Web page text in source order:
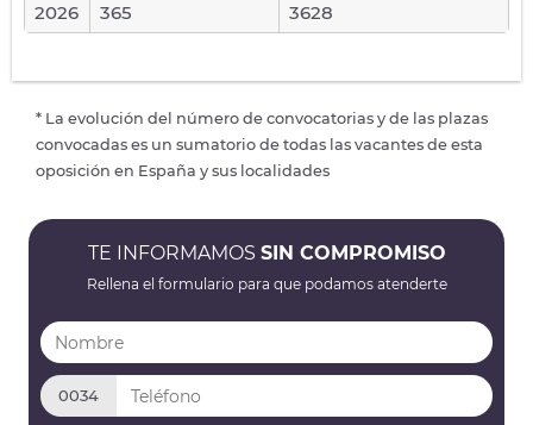
2026
365 3628
* La evolución del número de convocatorias y de las plazas
convocadas es un sumatorio de todas las vacantes de esta
oposición en España y sus localidades
TE INFORMAMOS SIN COMPROMISO
Rellena el formulario para que podamos atenderte
0034